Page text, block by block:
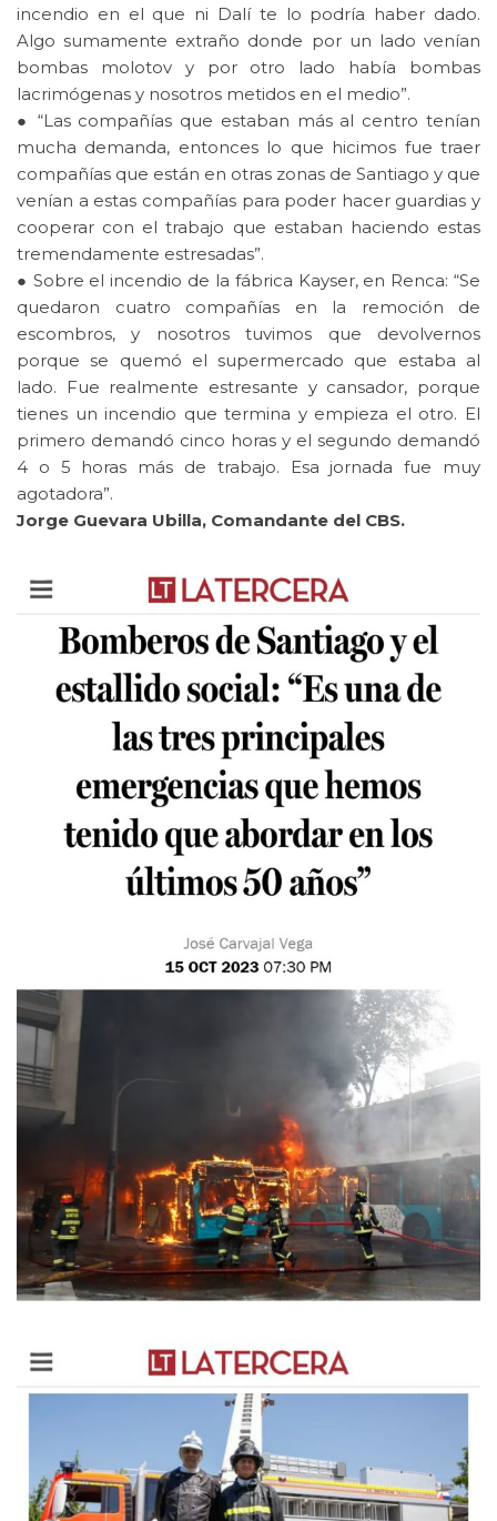
incendio en el que ni Dalí te lo podría haber dado.
Algo sumamente extraño donde por un lado venían
bombas molotov y por otro lado había bombas
lacrimógenas y nosotros metidos en el medio”.
● “Las compañías que estaban más al centro tenían
mucha demanda, entonces lo que hicimos fue traer
compañías que están en otras zonas de Santiago y que
venían a estas compañías para poder hacer guardias y
cooperar con el trabajo que estaban haciendo estas
tremendamente estresadas”.
● Sobre el incendio de la fábrica Kayser, en Renca: “Se
quedaron cuatro compañías en la remoción de
escombros, y nosotros tuvimos que devolvernos
porque se quemó el supermercado que estaba al
lado. Fue realmente estresante y cansador, porque
tienes un incendio que termina y empieza el otro. El
primero demandó cinco horas y el segundo demandó
4 o 5 horas más de trabajo. Esa jornada fue muy
agotadora”.
Jorge Guevara Ubilla, Comandante del CBS.